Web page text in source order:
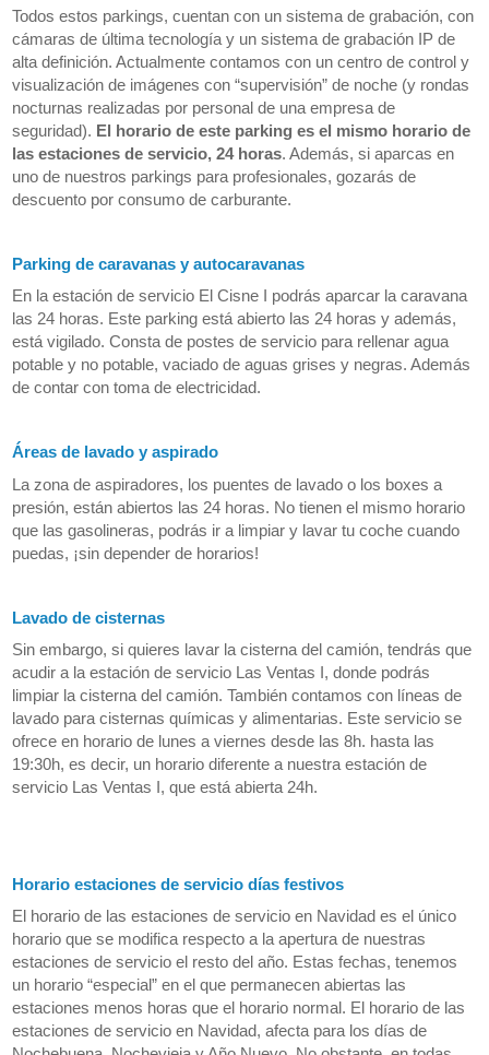
Todos estos parkings, cuentan con un sistema de grabación, con
cámaras de última tecnología y un sistema de grabación IP de
alta definición. Actualmente contamos con un centro de control y
visualización de imágenes con “supervisión” de noche (y rondas
nocturnas realizadas por personal de una empresa de
seguridad). El horario de este parking es el mismo horario de
las estaciones de servicio, 24 horas. Además, si aparcas en
uno de nuestros parkings para profesionales, gozarás de
descuento por consumo de carburante.
Parking de caravanas y autocaravanas
En la estación de servicio El Cisne I podrás aparcar la caravana
las 24 horas. Este parking está abierto las 24 horas y además,
está vigilado. Consta de postes de servicio para rellenar agua
potable y no potable, vaciado de aguas grises y negras. Además
de contar con toma de electricidad.
Áreas de lavado y aspirado
La zona de aspiradores, los puentes de lavado o los boxes a
presión, están abiertos las 24 horas. No tienen el mismo horario
que las gasolineras, podrás ir a limpiar y lavar tu coche cuando
puedas, ¡sin depender de horarios!
Lavado de cisternas
Sin embargo, si quieres lavar la cisterna del camión, tendrás que
acudir a la estación de servicio Las Ventas I, donde podrás
limpiar la cisterna del camión. También contamos con líneas de
lavado para cisternas químicas y alimentarias. Este servicio se
ofrece en horario de lunes a viernes desde las 8h. hasta las
19:30h, es decir, un horario diferente a nuestra estación de
servicio Las Ventas I, que está abierta 24h.
Horario estaciones de servicio días festivos
El horario de las estaciones de servicio en Navidad es el único
horario que se modifica respecto a la apertura de nuestras
estaciones de servicio el resto del año. Estas fechas, tenemos
un horario “especial” en el que permanecen abiertas las
estaciones menos horas que el horario normal. El horario de las
estaciones de servicio en Navidad, afecta para los días de